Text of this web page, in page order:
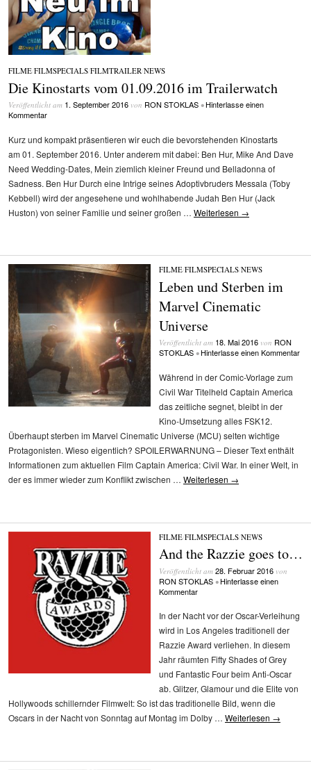
FILME/FILMSPECIALS/FILMTRAILER/NEWS
Die Kinostarts vom 01.09.2016 im Trailerwatch
Veröffentlicht am 1. September 2016 von RON STOKLAS • Hinterlasse einen
Kommentar
Kurz und kompakt präsentieren wir euch die bevorstehenden Kinostarts
am 01. September 2016. Unter anderem mit dabei: Ben Hur, Mike And Dave
Need Wedding-Dates, Mein ziemlich kleiner Freund und Belladonna of
Sadness. Ben Hur Durch eine Intrige seines Adoptivbruders Messala (Toby
Kebbell) wird der angesehene und wohlhabende Judah Ben Hur (Jack
Huston) von seiner Familie und seiner großen … Weiterlesen →
FILME/FILMSPECIALS/NEWS
Leben und Sterben im
Marvel Cinematic
Universe
Veröffentlicht am 18. Mai 2016von RON
STOKLAS • Hinterlasse einen Kommentar
Während in der Comic-Vorlage zum
Civil War Titelheld Captain America
das zeitliche segnet, bleibt in der
Kino-Umsetzung alles FSK12.
Überhaupt sterben im Marvel Cinematic Universe (MCU) selten wichtige
Protagonisten. Wieso eigentlich? SPOILERWARNUNG – Dieser Text enthält
Informationen zum aktuellen Film Captain America: Civil War. In einer Welt, in
der es immer wieder zum Konflikt zwischen … Weiterlesen →
FILME/FILMSPECIALS/NEWS
And the Razzie goes to…
Veröffentlicht am 28. Februar 2016von
RON STOKLAS • Hinterlasse einen
Kommentar
In der Nacht vor der Oscar-Verleihung
wird in Los Angeles traditionell der
Razzie Award verliehen. In diesem
Jahr räumten Fifty Shades of Grey
und Fantastic Four beim Anti-Oscar
ab. Glitzer, Glamour und die Elite von
Hollywoods schillernder Filmwelt: So ist das traditionelle Bild, wenn die
Oscars in der Nacht von Sonntag auf Montag im Dolby … Weiterlesen →